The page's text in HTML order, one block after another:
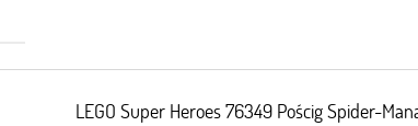
LEGO Super Heroes 76349 Pościg Spider-